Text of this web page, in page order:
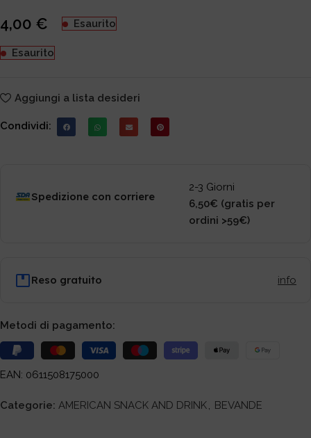
4,00 € Esaurito
Esaurito
Aggiungi a lista desideri
Condividi:
Spedizione con corriere
2-3 Giorni
6,50€ (gratis per
ordini >59€)
Reso gratuito info
Metodi di pagamento:
EAN: 0611508175000
Categorie: AMERICAN SNACK AND DRINK BEVANDE